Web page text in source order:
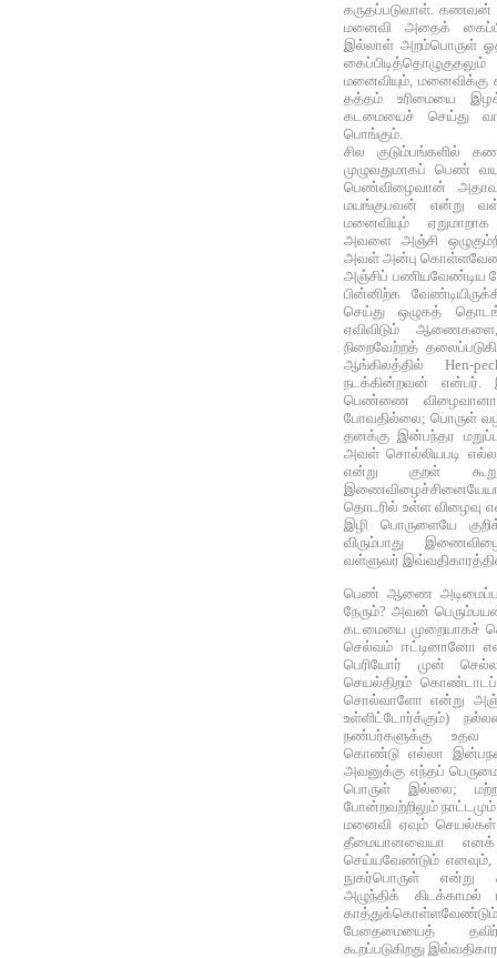
கருதப்படுவாள். கணவன்
மனைவி அதைக்
இல்லாள் அறம்பொருள்
மனைவியும்,
தத்தம் உரிமையை
கடமையைச் செய்து
பொங்கும்.
சில குடும்பங்களில்
முழுவதுமாகப் பெண்
பெண்விழைவான்
மயங்குபவன் என்று
மனைவியும்
அவளை அஞ்சி
அவள் அன்பு
அஞ்சிப் பணியவேண்டிய
பின்னிற்க
செய்து ஒழுகத்
ஏவிவிடும்
நிறைவேற்றத்
ஆங்கிலத்தில் Hen-
நடக்கின்றவன் என்பர்.
பெண்ணை
போவதில்லை; பொருள்
தனக்கு இன்பந்தர
அவள் சொல்லியபடி
என்று குறள்
தொடரில் உள்ள விழைவு
இழி பொருளையே
விரும்பாது
வள்ளுவர்
பெண் ஆணை
நேரும்? அவன்
கடமையை முறையாகச்
செல்வம் ஈட்டினானோ
பெரியோர் முன்
செயல்திறம்
சொல்வாளோ என்று
உள்ளிட்டோர்க்கும்)
நண்பர்களுக்கு உதவ
கொண்டு எல்லா
அவனுக்கு எந்தப்
பொருள் இல்லை;
போன்றவற்றிலும்
மனைவி ஏவும்
தீமையானவையா
செய்யவேண்டும் எனவும்,
நுகர்பொருள் என்று
அழுந்திக்
பேதைமையைத்
கூறப்படுகிறது